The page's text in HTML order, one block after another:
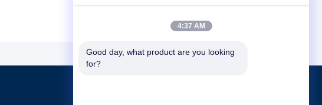
4:37 AM
Good day, what product are you looking
for?